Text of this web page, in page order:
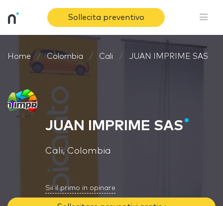
Sollecita preventivo
Home Colombia Cali JUAN IMPRIME SAS
JUAN IMPRIME SAS
Cali, Colombia
Sii il primo in opinare